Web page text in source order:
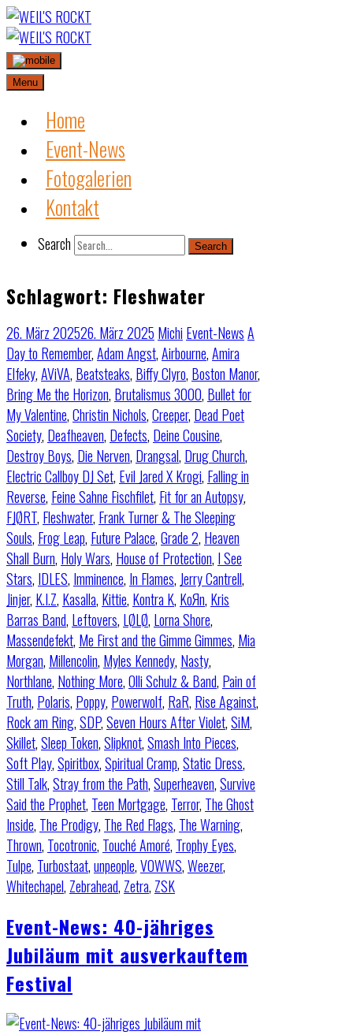
Skip
to
content
Menu
Home
Event-News
Fotogalerien
Kontakt
Search Search
Schlagwort: Fleshwater
26. März 202526. März 2025 Michi Event-NewsA
Day to Remember,Adam Angst,Airbourne,Amira
Elfeky,AViVA, Beatsteaks, Biffy Clyro, Boston Manor,
Bring Me the Horizon, Brutalismus 3000, Bullet for
My Valentine,Christin Nichols,Creeper, Dead Poet
Society, Deafheaven, Defects, Deine Cousine,
Destroy Boys, Die Nerven, Drangsal, Drug Church,
Electric Callboy DJ Set, Evil Jared X Krogi, Falling in
Reverse, Feine Sahne Fischfilet, Fit for an Autopsy,
FJØRT, Fleshwater, Frank Turner & The Sleeping
Souls, Frog Leap, Future Palace,Grade 2, Heaven
Shall Burn, Holy Wars, House of Protection, I See
Stars, IDLES, Imminence, In Flames, Jerry Cantrell,
Jinjer, K.I.Z, Kasalla, Kittie, Kontra K, KoЯn, Kris
Barras Band, Leftovers, LØLØ, Lorna Shore,
Massendefekt, Me First and the Gimme Gimmes, Mia
Morgan, Millencolin, Myles Kennedy, Nasty,
Northlane, Nothing More,Olli Schulz & Band, Pain of
Truth, Polaris, Poppy, Powerwolf, RaR, Rise Against,
Rock am Ring,SDP,Seven Hours After Violet,SiM,
Skillet,Sleep Token,Slipknot,Smash Into Pieces,
Soft Play,Spiritbox,Spiritual Cramp,Static Dress,
Still Talk,Stray from the Path,Superheaven,Survive
Said the Prophet, Teen Mortgage, Terror, The Ghost
Inside, The Prodigy, The Red Flags, The Warning,
Thrown, Tocotronic, Touché Amoré, Trophy Eyes,
Tulpe, Turbostaat,unpeople,VOWWS,Weezer,
Whitechapel, Zebrahead, Zetra, ZSK
Event-News: 40-jähriges
Jubiläum mit ausverkauftem
Festival